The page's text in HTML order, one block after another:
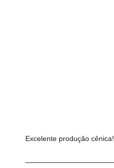
Excelente produção cênica!